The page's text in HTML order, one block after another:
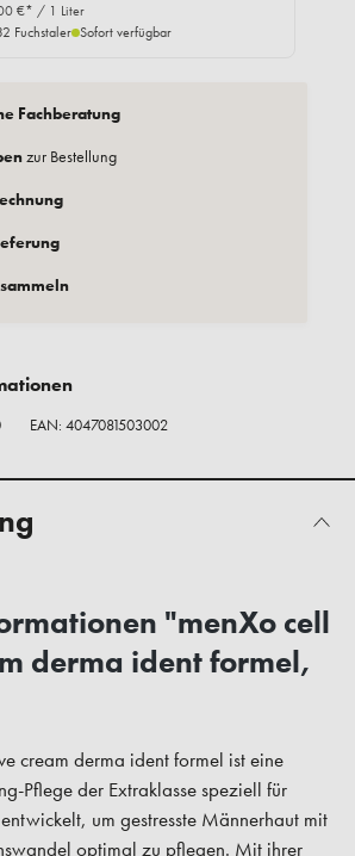
€* / 1 Liter
Fuchstaler Sofort verfügbar
Fachberatung
zur Bestellung
EAN: 4047081503002
"menXo cell
derma ident formel,
cream derma ident formel ist eine
Pflege der Extraklasse speziell für
um gestresste Männerhaut mit
optimal zu pflegen. Mit ihrer